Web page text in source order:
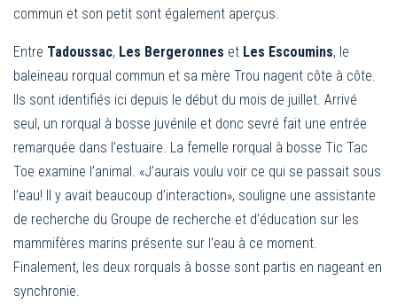
commun et son petit sont également aperçus.
Entre Tadoussac, Les Bergeronnes et Les Escoumins, le
baleineau rorqual commun et sa mère Trou nagent côte à côte.
Ils sont identifiés ici depuis le début du mois de juillet. Arrivé
seul, un rorqual à bosse juvénile et donc sevré fait une entrée
remarquée dans l’estuaire. La femelle rorqual à bosse Tic Tac
Toe examine l’animal. «J’aurais voulu voir ce qui se passait sous
l’eau! Il y avait beaucoup d’interaction», souligne une assistante
de recherche du Groupe de recherche et d’éducation sur les
mammifères marins présente sur l’eau à ce moment.
Finalement, les deux rorquals à bosse sont partis en nageant en
synchronie.